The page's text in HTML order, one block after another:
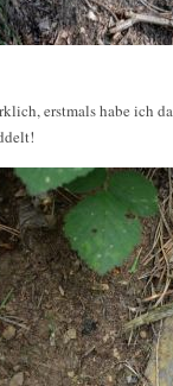
erstmals habe ich